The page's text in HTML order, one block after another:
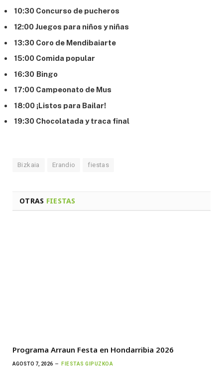
10:30 Concurso de pucheros
12:00 Juegos para niños y niñas
13:30 Coro de Mendibaiarte
15:00 Comida popular
16:30 Bingo
17:00 Campeonato de Mus
18:00 ¡Listos para Bailar!
19:30 Chocolatada y traca final
Bizkaia Erandio fiestas
OTRAS FIESTAS
Programa Arraun Festa en Hondarribia 2026
AGOSTO 7, 2026 FIESTAS GIPUZKOA